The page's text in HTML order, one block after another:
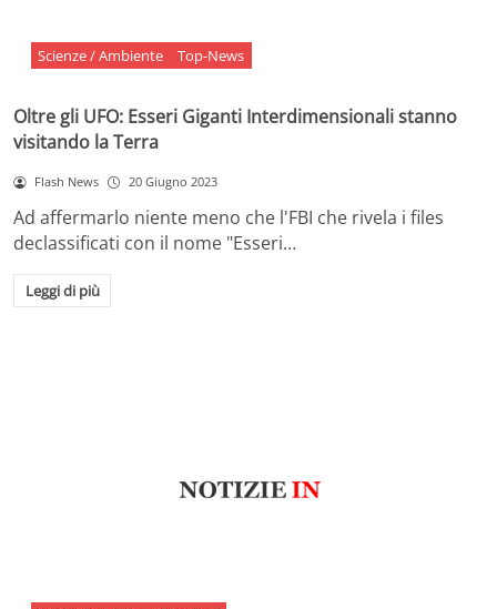
Scienze / Ambiente Top-News
Oltre gli UFO: Esseri Giganti Interdimensionali stanno
visitando la Terra
Flash News 20 Giugno 2023
Ad affermarlo niente meno che l'FBI che rivela i files
declassificati con il nome "Esseri…
Leggi di più